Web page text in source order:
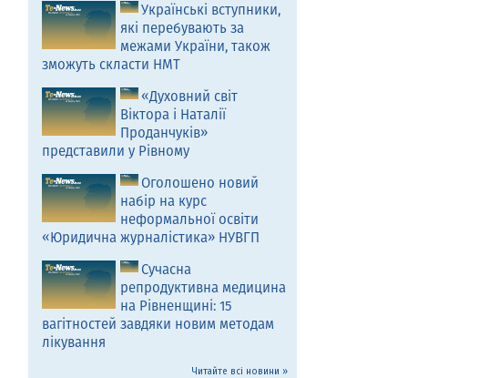
Українські вступники,
які перебувають за
межами України, також
зможуть скласти НМТ
«Духовний світ
Віктора і Наталії
Проданчуків»
представили у Рівному
Оголошено новий
набір на курс
неформальної освіти
«Юридична журналістика» НУВГП
Сучасна
репродуктивна медицина
на Рівненщині: 15
вагітностей завдяки новим методам
лікування
Читайте всі новини »